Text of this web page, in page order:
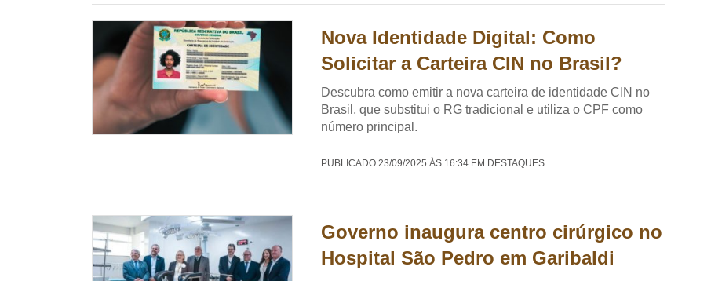
Nova Identidade Digital: Como
Solicitar a Carteira CIN no Brasil?
Descubra como emitir a nova carteira de identidade CIN no
Brasil, que substitui o RG tradicional e utiliza o CPF como
número principal.
PUBLICADO 23/09/2025 ÀS 16:34 EM DESTAQUES
Governo inaugura centro cirúrgico no
Hospital São Pedro em Garibaldi